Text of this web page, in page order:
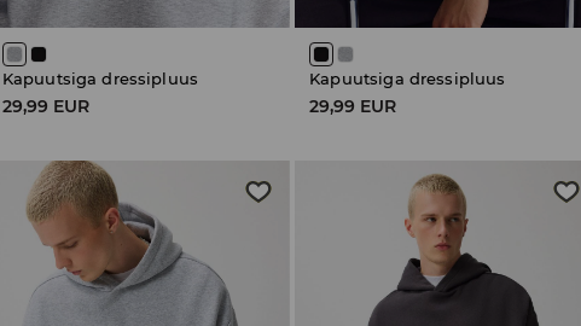
Kapuutsiga dressipluus
29,99 EUR
Kapuutsiga dressipluus
29,99 EUR